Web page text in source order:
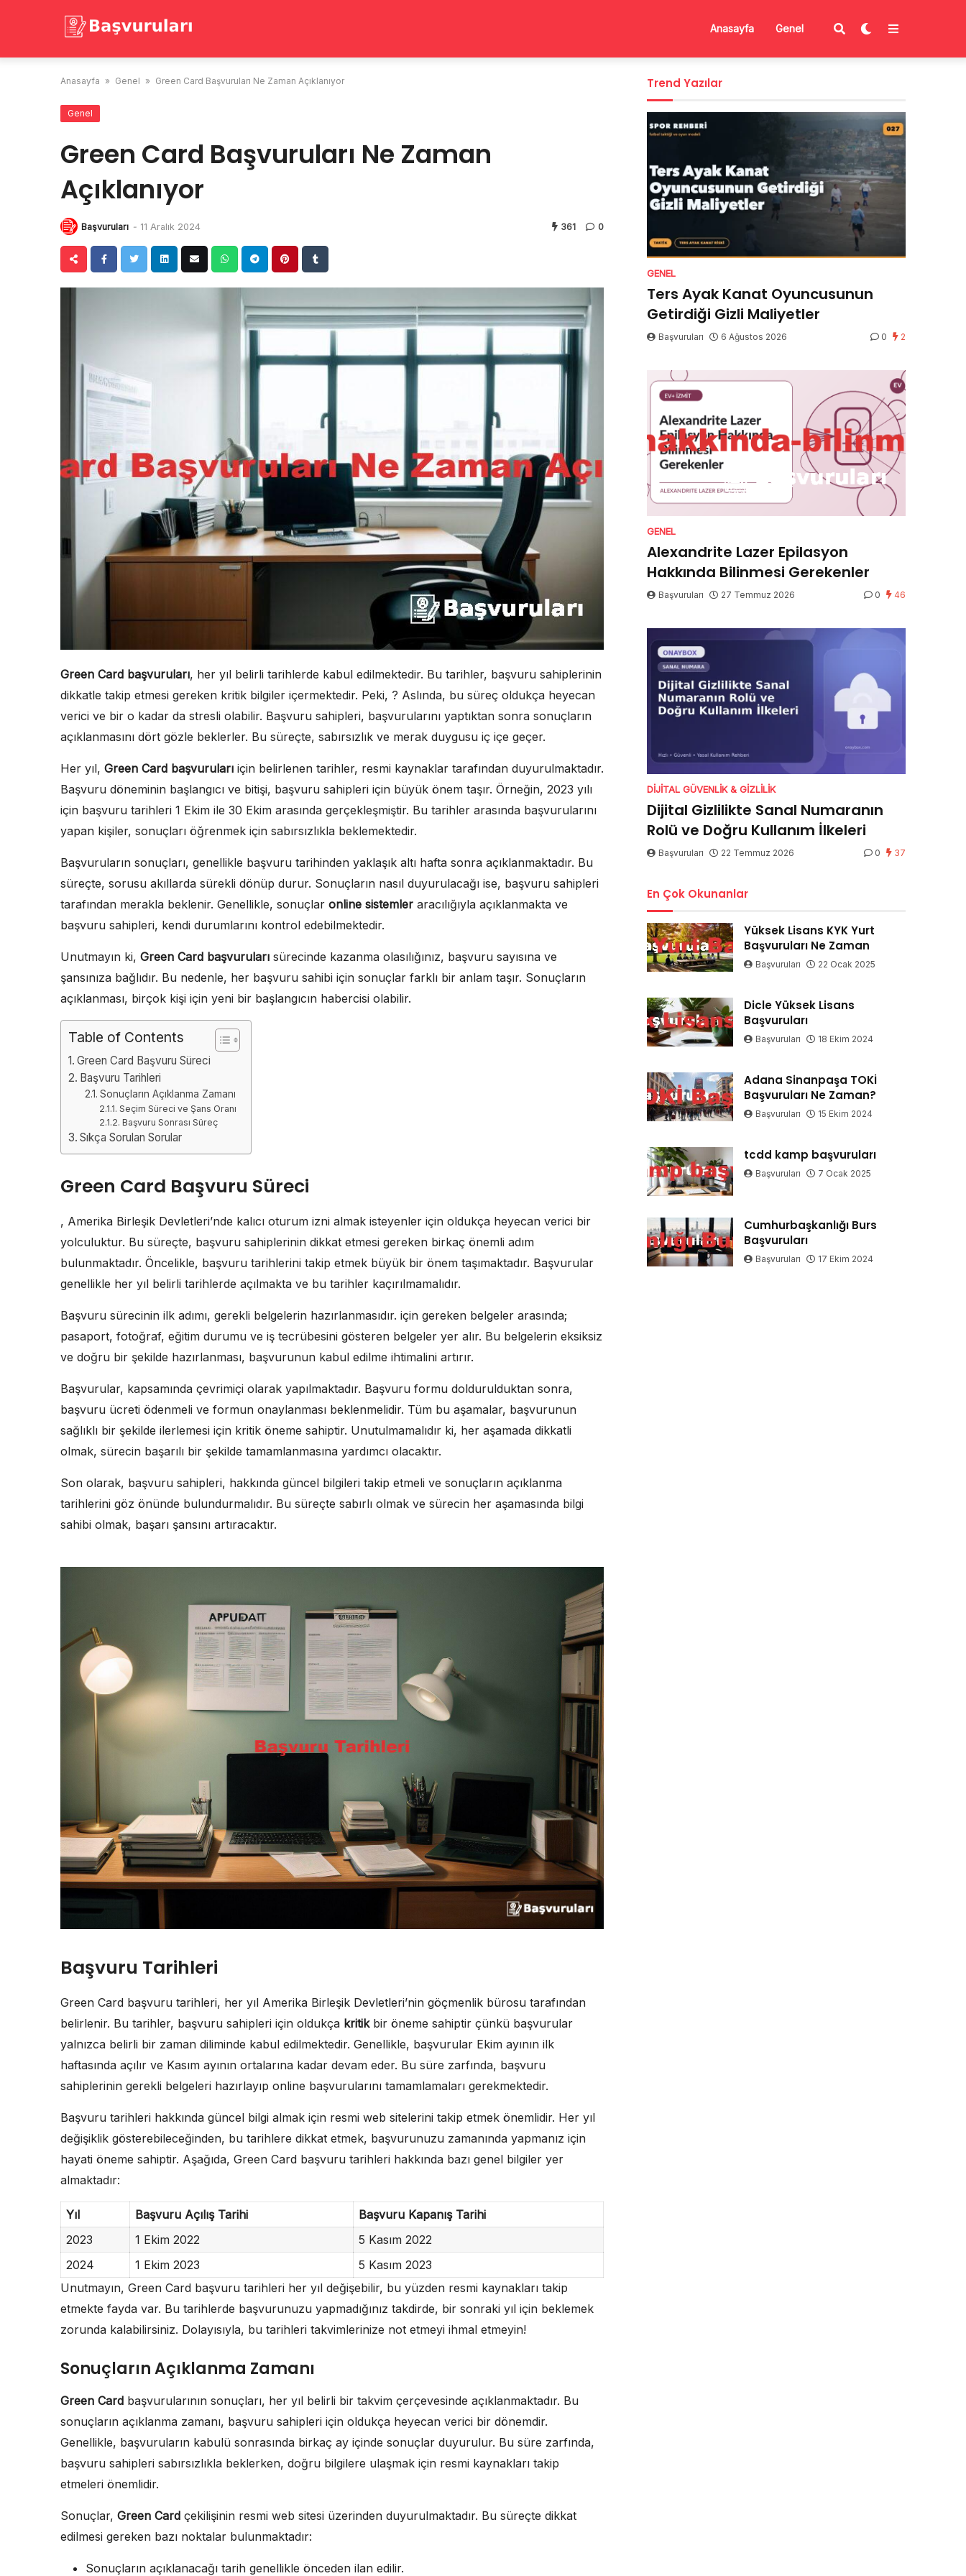
Anasayfa Genel
Anasayfa » Genel » Green Card Başvuruları Ne Zaman Açıklanıyor
Genel
Green Card Başvuruları Ne Zaman
Açıklanıyor
Başvuruları - 11 Aralık 2024 361 0
Green Card başvuruları, her yıl belirli tarihlerde kabul edilmektedir. Bu tarihler, başvuru sahiplerinin
dikkatle takip etmesi gereken kritik bilgiler içermektedir. Peki, ? Aslında, bu süreç oldukça heyecan
verici ve bir o kadar da stresli olabilir. Başvuru sahipleri, başvurularını yaptıktan sonra sonuçların
açıklanmasını dört gözle beklerler. Bu süreçte, sabırsızlık ve merak duygusu iç içe geçer.
Her yıl, Green Card başvuruları için belirlenen tarihler, resmi kaynaklar tarafından duyurulmaktadır.
Başvuru döneminin başlangıcı ve bitişi, başvuru sahipleri için büyük önem taşır. Örneğin, 2023 yılı
için başvuru tarihleri 1 Ekim ile 30 Ekim arasında gerçekleşmiştir. Bu tarihler arasında başvurularını
yapan kişiler, sonuçları öğrenmek için sabırsızlıkla beklemektedir.
Başvuruların sonuçları, genellikle başvuru tarihinden yaklaşık altı hafta sonra açıklanmaktadır. Bu
süreçte, sorusu akıllarda sürekli dönüp durur. Sonuçların nasıl duyurulacağı ise, başvuru sahipleri
tarafından merakla beklenir. Genellikle, sonuçlar online sistemler aracılığıyla açıklanmakta ve
başvuru sahipleri, kendi durumlarını kontrol edebilmektedir.
Unutmayın ki, Green Card başvuruları sürecinde kazanma olasılığınız, başvuru sayısına ve
şansınıza bağlıdır. Bu nedenle, her başvuru sahibi için sonuçlar farklı bir anlam taşır. Sonuçların
açıklanması, birçok kişi için yeni bir başlangıcın habercisi olabilir.
Table of Contents
Green Card Başvuru Süreci
Başvuru Tarihleri
Sonuçların Açıklanma Zamanı
Seçim Süreci ve Şans Oranı
Başvuru Sonrası Süreç
Sıkça Sorulan Sorular
Green Card Başvuru Süreci
, Amerika Birleşik Devletleri’nde kalıcı oturum izni almak isteyenler için oldukça heyecan verici bir
yolculuktur. Bu süreçte, başvuru sahiplerinin dikkat etmesi gereken birkaç önemli adım
bulunmaktadır. Öncelikle, başvuru tarihlerini takip etmek büyük bir önem taşımaktadır. Başvurular
genellikle her yıl belirli tarihlerde açılmakta ve bu tarihler kaçırılmamalıdır.
Başvuru sürecinin ilk adımı, gerekli belgelerin hazırlanmasıdır. için gereken belgeler arasında;
pasaport, fotoğraf, eğitim durumu ve iş tecrübesini gösteren belgeler yer alır. Bu belgelerin eksiksiz
ve doğru bir şekilde hazırlanması, başvurunun kabul edilme ihtimalini artırır.
Başvurular, kapsamında çevrimiçi olarak yapılmaktadır. Başvuru formu doldurulduktan sonra,
başvuru ücreti ödenmeli ve formun onaylanması beklenmelidir. Tüm bu aşamalar, başvurunun
sağlıklı bir şekilde ilerlemesi için kritik öneme sahiptir. Unutulmamalıdır ki, her aşamada dikkatli
olmak, sürecin başarılı bir şekilde tamamlanmasına yardımcı olacaktır.
Son olarak, başvuru sahipleri, hakkında güncel bilgileri takip etmeli ve sonuçların açıklanma
tarihlerini göz önünde bulundurmalıdır. Bu süreçte sabırlı olmak ve sürecin her aşamasında bilgi
sahibi olmak, başarı şansını artıracaktır.
Başvuru Tarihleri
Green Card başvuru tarihleri, her yıl Amerika Birleşik Devletleri’nin göçmenlik bürosu tarafından
belirlenir. Bu tarihler, başvuru sahipleri için oldukça kritikbir öneme sahiptir çünkü başvurular
yalnızca belirli bir zaman diliminde kabul edilmektedir. Genellikle, başvurular Ekim ayının ilk
haftasında açılır ve Kasım ayının ortalarına kadar devam eder. Bu süre zarfında, başvuru
sahiplerinin gerekli belgeleri hazırlayıp online başvurularını tamamlamaları gerekmektedir.
Başvuru tarihleri hakkında güncel bilgi almak için resmi web sitelerini takip etmek önemlidir. Her yıl
değişiklik gösterebileceğinden, bu tarihlere dikkat etmek, başvurunuzu zamanında yapmanız için
hayati öneme sahiptir. Aşağıda, Green Card başvuru tarihleri hakkında bazı genel bilgiler yer
almaktadır:
Yıl Başvuru Açılış Tarihi
Başvuru Kapanış Tarihi
2023
1 Ekim 2022
5 Kasım 2022
2024
1 Ekim 2023
5 Kasım 2023
Unutmayın, Green Card başvuru tarihleri her yıl değişebilir, bu yüzden resmi kaynakları takip
etmekte fayda var. Bu tarihlerde başvurunuzu yapmadığınız takdirde, bir sonraki yıl için beklemek
zorunda kalabilirsiniz. Dolayısıyla, bu tarihleri takvimlerinize not etmeyi ihmal etmeyin!
Sonuçların Açıklanma Zamanı
Green Card başvurularının sonuçları, her yıl belirli bir takvim çerçevesinde açıklanmaktadır. Bu
sonuçların açıklanma zamanı, başvuru sahipleri için oldukça heyecan verici bir dönemdir.
Genellikle, başvuruların kabulü sonrasında birkaç ay içinde sonuçlar duyurulur. Bu süre zarfında,
başvuru sahipleri sabırsızlıkla beklerken, doğru bilgilere ulaşmak için resmi kaynakları takip
etmeleri önemlidir.
Sonuçlar, Green Card çekilişinin resmi web sitesi üzerinden duyurulmaktadır. Bu süreçte dikkat
edilmesi gereken bazı noktalar bulunmaktadır:
Sonuçların açıklanacağı tarih genellikle önceden ilan edilir.
Trend Yazılar
GENEL
Ters Ayak Kanat Oyuncusunun
Getirdiği Gizli Maliyetler
Başvuruları 6 Ağustos 2026 0 2
GENEL
Alexandrite Lazer Epilasyon
Hakkında Bilinmesi Gerekenler
Başvuruları 27 Temmuz 2026 0 46
DIJITAL GÜVENLIK & GIZLILIK
Dijital Gizlilikte Sanal Numaranın
Rolü ve Doğru Kullanım İlkeleri
Başvuruları 22 Temmuz 2026 0 37
En Çok Okunanlar
Yüksek Lisans KYK Yurt
Başvuruları Ne Zaman
Başvuruları 22 Ocak 2025
Dicle Yüksek Lisans
Başvuruları
Başvuruları 18 Ekim 2024
Adana Sinanpaşa TOKİ
Başvuruları Ne Zaman?
Başvuruları 15 Ekim 2024
tcdd kamp başvuruları
Başvuruları 7 Ocak 2025
Cumhurbaşkanlığı Burs
Başvuruları
Başvuruları 17 Ekim 2024